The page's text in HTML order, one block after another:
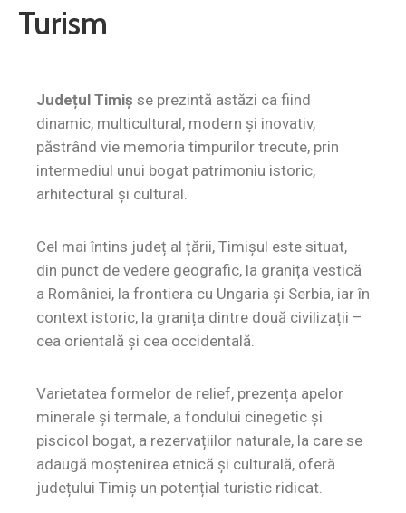
Contact
Oficial
Local
Turism
Județul Timiș se prezintă astăzi ca fiind
dinamic, multicultural, modern și inovativ,
păstrând vie memoria timpurilor trecute, prin
intermediul unui bogat patrimoniu istoric,
arhitectural și cultural.
Cel mai întins județ al țării, Timișul este situat,
din punct de vedere geografic, la granița vestică
a României, la frontiera cu Ungaria și Serbia, iar în
context istoric, la granița dintre două civilizații –
cea orientală și cea occidentală.
Varietatea formelor de relief, prezența apelor
minerale și termale, a fondului cinegetic și
piscicol bogat, a rezervațiilor naturale, la care se
adaugă moștenirea etnică și culturală, oferă
județului Timiș un potențial turistic ridicat.